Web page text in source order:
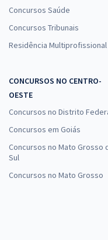
Concursos Saúde
Concursos Tribunais
Residência Multiprofissional
CONCURSOS NO CENTRO-
OESTE
Concursos no Distrito
Concursos em Goiás
Concursos no Mato Grosso
Sul
Concursos no Mato Grosso